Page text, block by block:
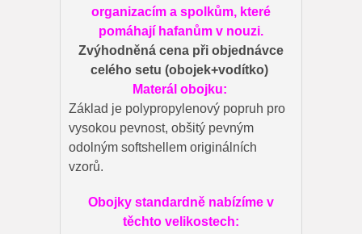
organizacím a spolkům, které
pomáhají hafanům v nouzi.
Zvýhodněná cena při objednávce
celého setu (obojek+vodítko)
Materál obojku:
Základ je polypropylenový popruh pro
vysokou pevnost, obšitý pevným
odolným softshellem originálních
vzorů.
Obojky standardně nabízíme v
těchto velikostech: